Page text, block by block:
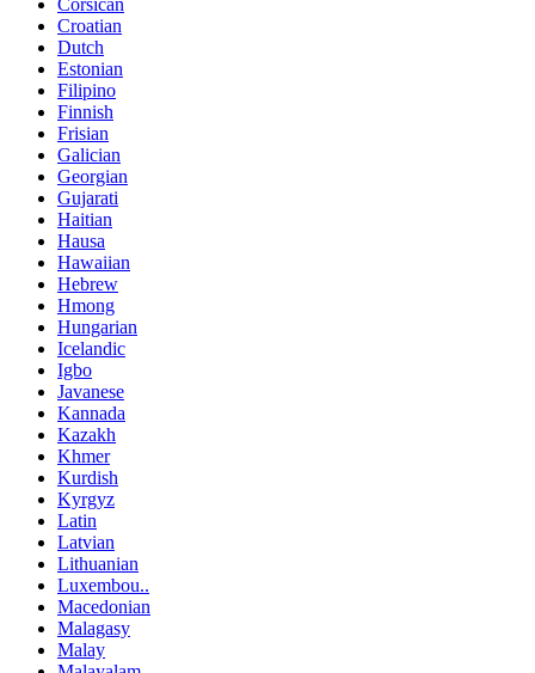
Corsican
Croatian
Dutch
Estonian
Filipino
Finnish
Frisian
Galician
Georgian
Gujarati
Haitian
Hausa
Hawaiian
Hebrew
Hmong
Hungarian
Icelandic
Igbo
Javanese
Kannada
Kazakh
Khmer
Kurdish
Kyrgyz
Latin
Latvian
Lithuanian
Luxembou..
Macedonian
Malagasy
Malay